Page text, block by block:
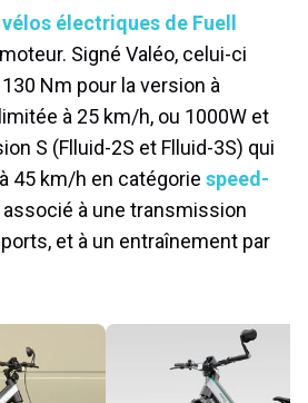
vélos électriques de Fuell
Signé Valéo, celui-ci
Nm pour la version à
à 25 km/h, ou 1000W et
S (Flluid-2S et Flluid-3S) qui
45 km/h en catégorie speed-
à une transmission
et à un entraînement par